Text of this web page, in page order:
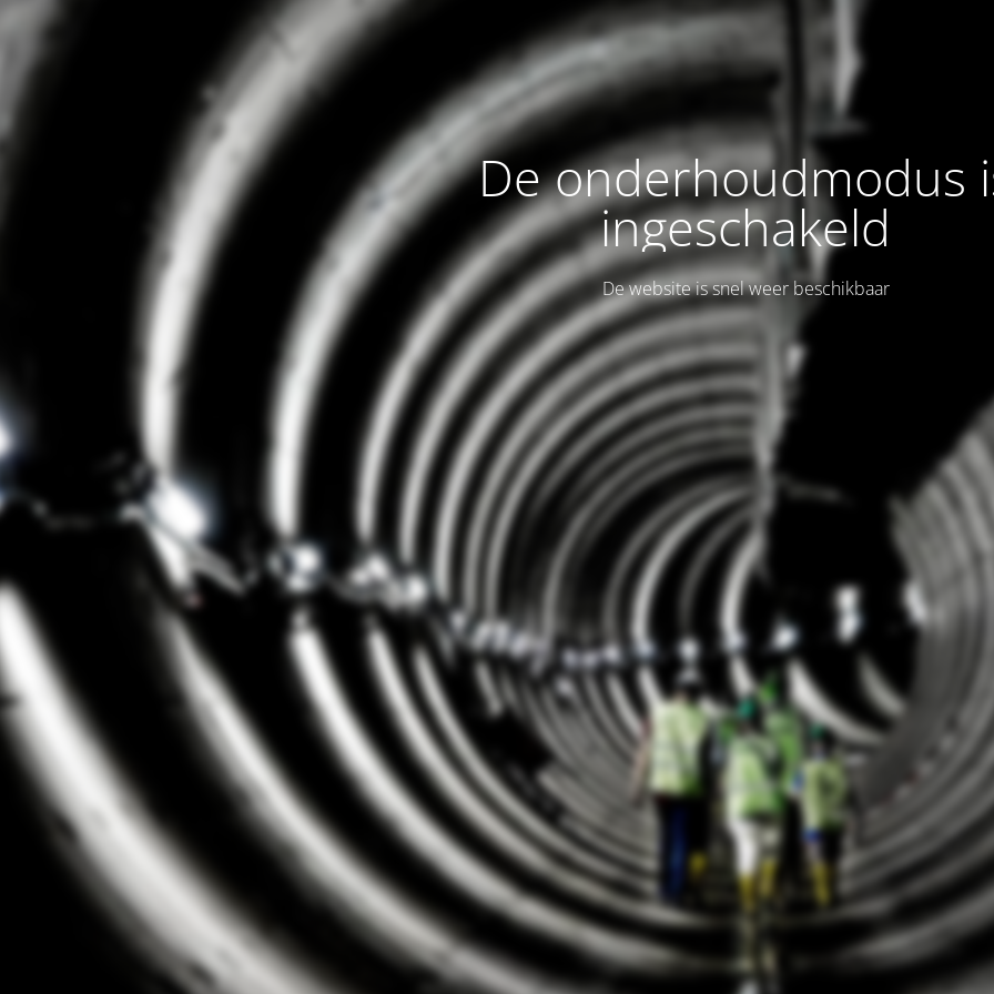
De onderhoudmodus
ingeschakeld
De website is snel weer beschikbaar